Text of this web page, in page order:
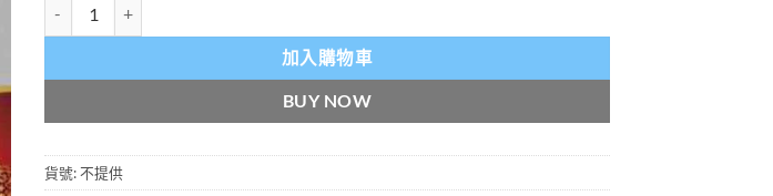
加入購物車
BUY NOW
貨號:不提供